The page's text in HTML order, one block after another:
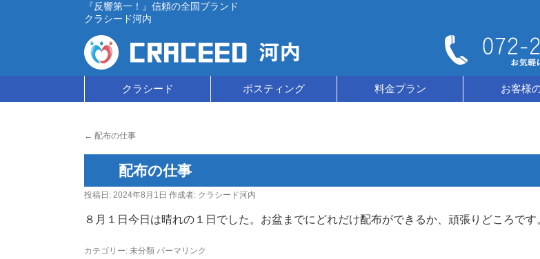
『反響第一！』信頼の全国ブランド
クラシード河内
テ
ツ
へ
ス
クラシード ポスティング 料金プラン お客様
← 配布の仕事
配布の仕事
投稿日: 2024年8月1日 作成者: クラシード河内
８月１日今日は晴れの１日でした。お盆までにどれだけ配布ができるか、頑張りどころです
カテゴリー: 未分類 パーマリンク